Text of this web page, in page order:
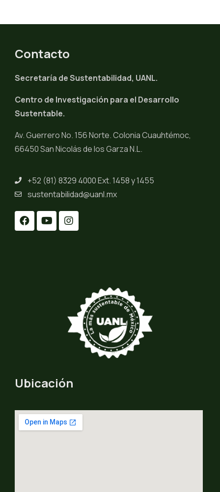
Contacto
Secretaría de Sustentabilidad, UANL.
Centro de Investigación para el Desarrollo
Sustentable.
Av. Guerrero No. 156 Norte. Colonia Cuauhtémoc,
66450 San Nicolás de los Garza N.L.
+52 (81) 8329 4000 Ext. 1458 y 1455
sustentabilidad@uanl.mx
Ubicación